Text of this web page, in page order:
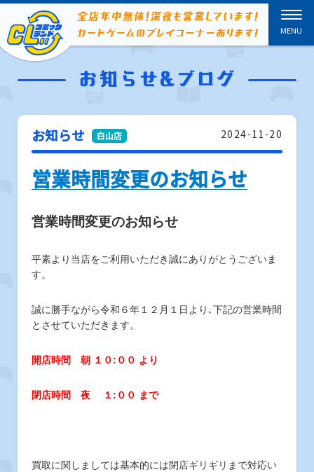
2024-11-20
お知らせ
営業時間変更のお知らせ
営業時間変更のお知らせ
平素より当店をご利用いただき誠にありがとうございま
す。
誠に勝手ながら令和６年１２月１日より､下記の営業時間
とさせていただきます。
開店時間 朝 １０: ００ より
閉店時間 夜 １ : ００ まで
買取に関しましては基本的には閉店ギリギリまで対応い